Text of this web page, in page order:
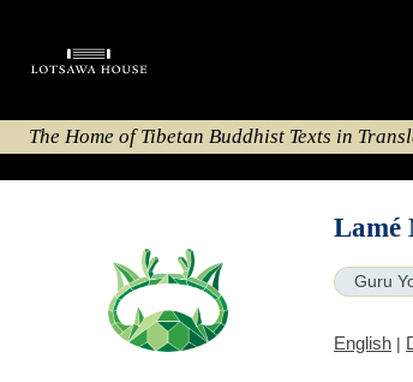
The Home of Tibetan Buddhist Texts in
Lamé
Guru
English |